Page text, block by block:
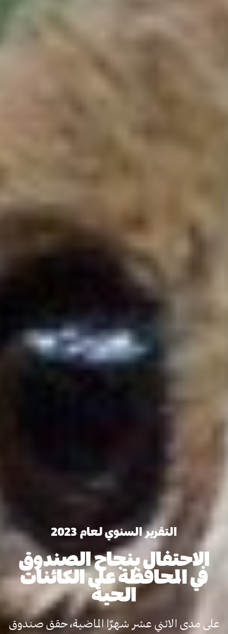
التقرير السنوي لعام 2023
الاحتفال بنجاح الصندوق
في المحافظة على الكائنات
الحية
على مدى الاثني عشر شهرًا الماضية، حقق صندوق